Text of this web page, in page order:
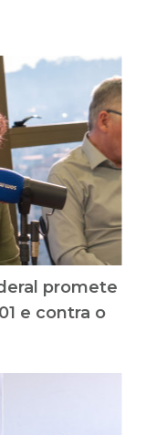
promete
e contra o